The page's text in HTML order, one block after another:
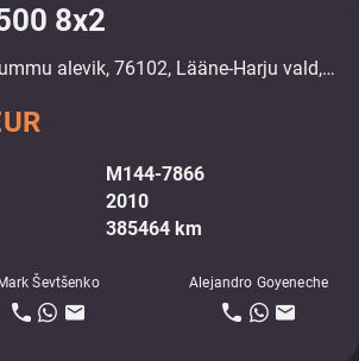
8x2
M144-7866
2010
385464 km
Ševtšenko Alejandro Goyeneche
Kooli 10, Rummu alevik, 76102, Lääne-Harju vald, Harjumaa